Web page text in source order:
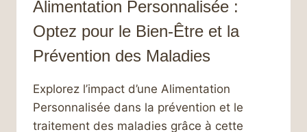
Alimentation Personnalisée :
Optez pour le Bien-Être et la
Prévention des Maladies
Explorez l’impact d’une Alimentation
Personnalisée dans la prévention et le
traitement des maladies grâce à cette